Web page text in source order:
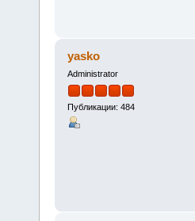
yasko
Administrator
Публикации: 484